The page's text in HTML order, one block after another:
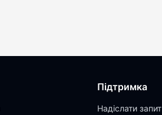
Підтримка
Надіслати запит